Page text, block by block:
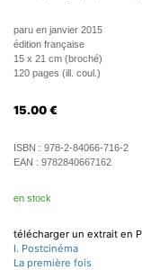
paru en janvier 2015
édition française
15 x 21 cm (broché)
120 pages (ill. coul.)
15.00 €
ISBN : 978-2-84066-716-2
EAN : 9782840667162
en stock
télécharger un extrait en
I. Postcinéma
La première fois